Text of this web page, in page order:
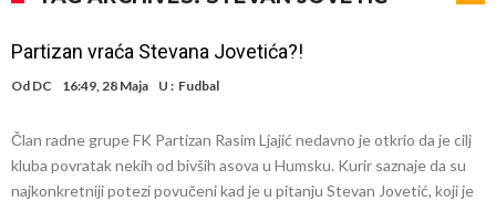
Deco nije posjetio Madrid samo zbog Alvareza, Barcelona planira
Kapiten slavnog kluba ubijen u napadu ispred svoje kuće, nacija
Partizan vraća Stevana Jovetića?!
Od DC 16:49, 28 Maja U : Fudbal
Član radne grupe FK Partizan Rasim Ljajić nedavno je otkrio da je cilj
kluba povratak nekih od bivših asova u Humsku. Kurir saznaje da su
najkonkretniji potezi povučeni kad je u pitanju Stevan Jovetić, koji je